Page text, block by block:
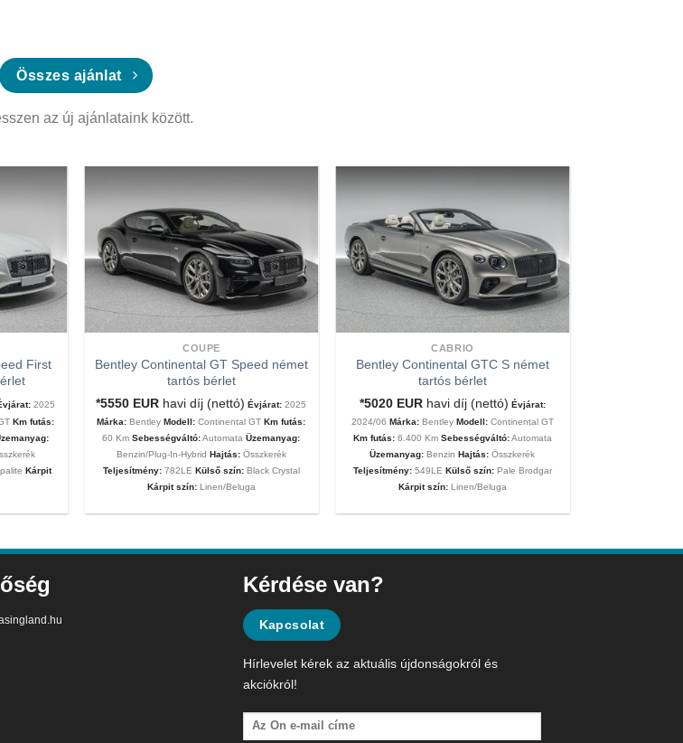
Összes ajánlat
az új ajánlataink között.
First
2025
Km futás:
Kárpit
COUPE
Bentley Continental GT Speed német
tartós bérlet
*5550 EUR havi díj (nettó) Évjárat: 2025
Márka: Bentley Modell: Continental GTKm futás:
60 KmSebességváltó:AutomataÜzemanyag:
Benzin/Plug-In-Hybrid Hajtás:Összkerék
Teljesítmény:782LE Külső szín: Black Crystal
Kárpit szín:Linen/Beluga
CABRIO
Bentley Continental GTC S német
tartós bérlet
*5020 EUR havi díj (nettó) Évjárat:
2024/06 Márka:Bentley Modell:Continental GT
Km futás: 6.400 Km Sebességváltó:Automata
Üzemanyag: BenzinHajtás: Összkerék
Teljesítmény:549LE Külső szín: Pale Brodgar
Kárpit szín:Linen/Beluga
Kérdése van?
Kapcsolat
Hírlevelet kérek az aktuális újdonságokról és
akciókról!